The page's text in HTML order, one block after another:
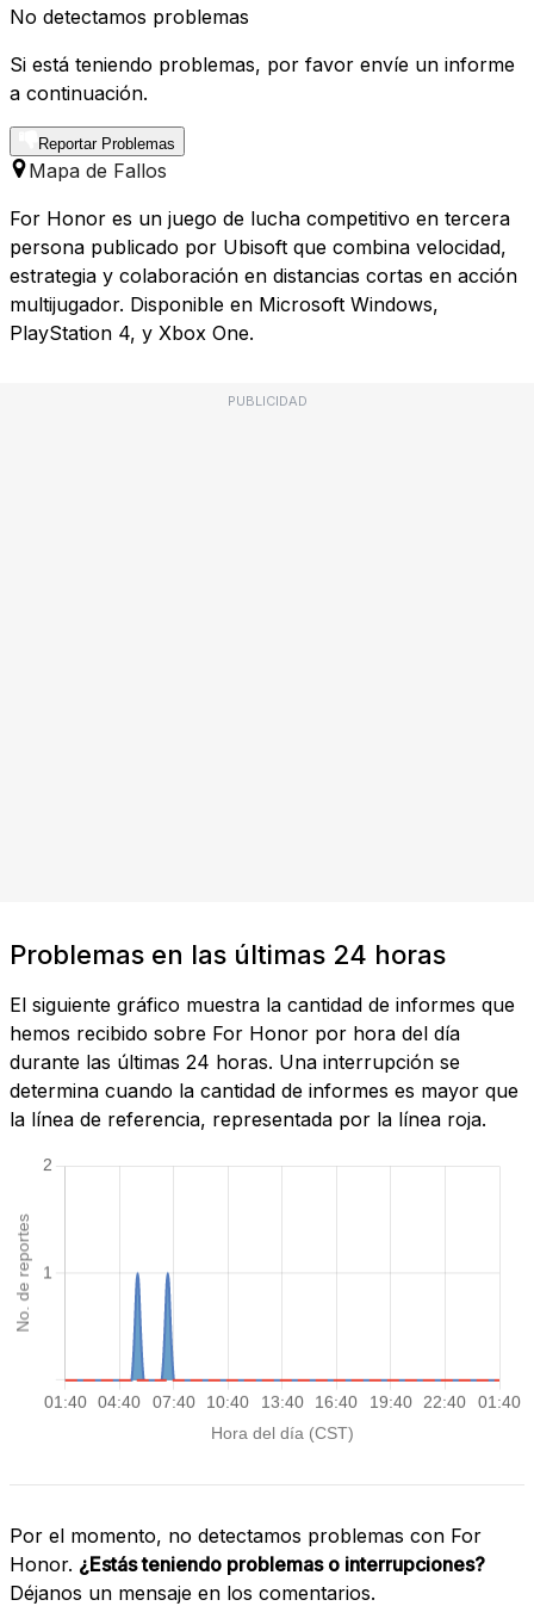
No detectamos problemas
Si está teniendo problemas, por favor envíe un informe
a continuación.
Reportar Problemas
Mapa de Fallos
For Honor es un juego de lucha competitivo en tercera
persona publicado por Ubisoft que combina velocidad,
estrategia y colaboración en distancias cortas en acción
multijugador. Disponible en Microsoft Windows,
PlayStation 4, y Xbox One.
PUBLICIDAD
Problemas en las últimas 24 horas
El siguiente gráfico muestra la cantidad de informes que
hemos recibido sobre For Honor por hora del día
durante las últimas 24 horas. Una interrupción se
determina cuando la cantidad de informes es mayor que
la línea de referencia, representada por la línea roja.
Por el momento, no detectamos problemas con For
Honor. ¿Estás teniendo problemas o interrupciones?
Déjanos un mensaje en los comentarios.